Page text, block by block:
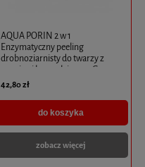
AQUA PORIN 2 w 1
Enzymatyczny peeling
drobnoziarnisty do twarzy z
papainą i bromelainą 150G -
Bielenda
42,80 zł
do koszyka
zobacz więcej